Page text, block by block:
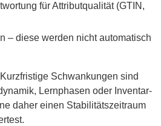
für Attributqualität (GTIN,
– diese werden nicht automatisch
Schwankungen sind
Lernphasen oder Inventar-
daher einen Stabilitätszeitraum